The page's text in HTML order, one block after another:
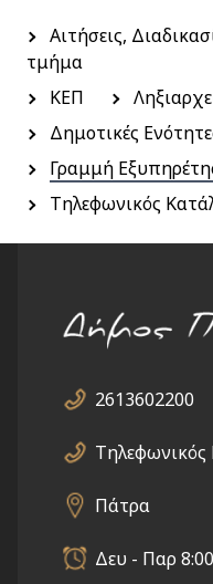
side
Αιτήσεις,
τμήμα
ΚΕΠ
Δημοτικές
Γραμμή
Τηλεφωνικός
2613602200
Τηλεφωνικός
Πάτρα
Δευ - Παρ